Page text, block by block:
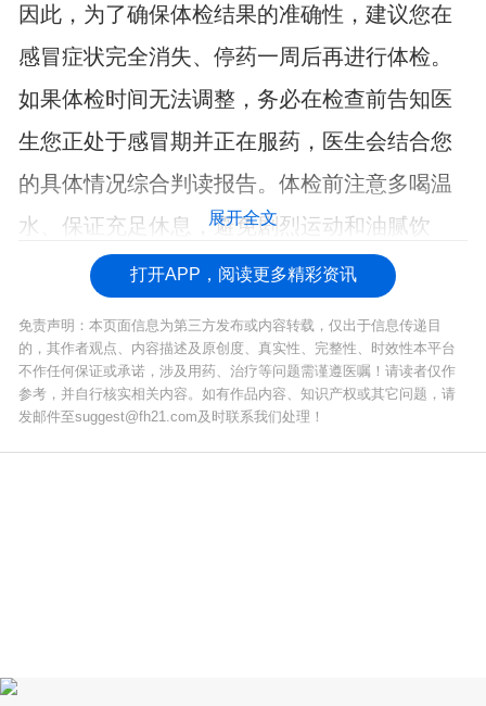
因此，为了确保体检结果的准确性，建议您在
感冒症状完全消失、停药一周后再进行体检。
如果体检时间无法调整，务必在检查前告知医
生您正处于感冒期并正在服药，医生会结合您
的具体情况综合判读报告。体检前注意多喝温
水、保证充足休息，避免剧烈运动和油腻饮
食，以尽可能减少干扰因素。
展开全文
打开APP，阅读更多精彩资讯
免责声明：本页面信息为第三方发布或内容转载，仅出于信息传递目
的，其作者观点、内容描述及原创度、真实性、完整性、时效性本平台
不作任何保证或承诺，涉及用药、治疗等问题需谨遵医嘱！请读者仅作
参考，并自行核实相关内容。如有作品内容、知识产权或其它问题，请
发邮件至suggest@fh21.com及时联系我们处理！